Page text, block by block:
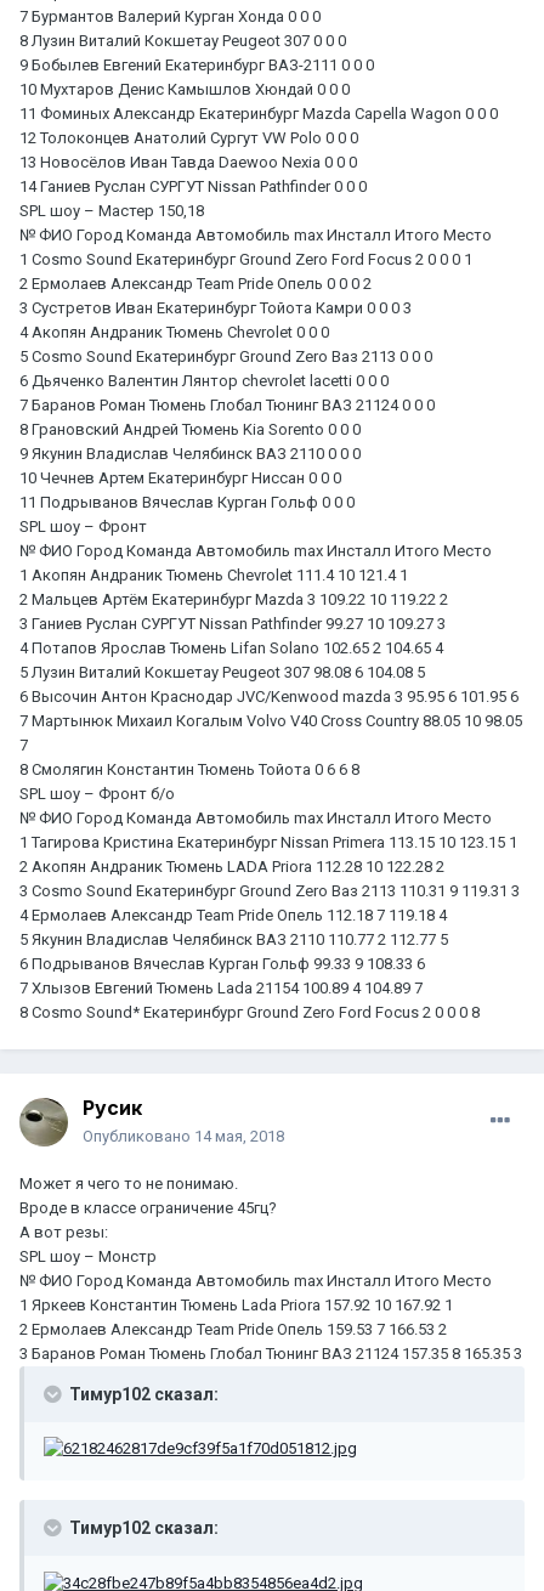
7 Бурмантов Валерий Курган Хонда 0 0 0
8 Лузин Виталий Кокшетау Peugeot 307 0 0 0
9 Бобылев Евгений Екатеринбург ВАЗ-2111 0 0 0
10 Мухтаров Денис Камышлов Хюндай 0 0 0
11 Фоминых Александр Екатеринбург Mazda Capella Wagon 0 0 0
12 Толоконцев Анатолий Сургут VW Polo 0 0 0
13 Новосёлов Иван Тавда Daewoo Nexia 0 0 0
14 Ганиев Руслан СУРГУТ Nissan Pathfinder 0 0 0
SPL шоу – Мастер 150,18
№ ФИО Город Команда Автомобиль max Инсталл Итого Место
1 Cosmo Sound Екатеринбург Ground Zero Ford Focus 2 0 0 0 1
2 Ермолаев Александр Team Pride Опель 0 0 0 2
3 Сустретов Иван Екатеринбург Тойота Камри 0 0 0 3
4 Акопян Андраник Тюмень Chevrolet 0 0 0
5 Cosmo Sound Екатеринбург Ground Zero Ваз 2113 0 0 0
6 Дьяченко Валентин Лянтор chevrolet lacetti 0 0 0
7 Баранов Роман Тюмень Глобал Тюнинг ВАЗ 21124 0 0 0
8 Грановский Андрей Тюмень Kia Sorento 0 0 0
9 Якунин Владислав Челябинск ВАЗ 2110 0 0 0
10 Чечнев Артем Екатеринбург Ниссан 0 0 0
11 Подрыванов Вячеслав Курган Гольф 0 0 0
SPL шоу – Фронт
№ ФИО Город Команда Автомобиль max Инсталл Итого Место
1 Акопян Андраник Тюмень Chevrolet 111.4 10 121.4 1
2 Мальцев Артём Екатеринбург Mazda 3 109.22 10 119.22 2
3 Ганиев Руслан СУРГУТ Nissan Pathfinder 99.27 10 109.27 3
4 Потапов Ярослав Тюмень Lifan Solano 102.65 2 104.65 4
5 Лузин Виталий Кокшетау Peugeot 307 98.08 6 104.08 5
6 Высочин Антон Краснодар JVC/Kenwood mazda 3 95.95 6 101.95 6
7 Мартынюк Михаил Когалым Volvo V40 Cross Country 88.05 10 98.05
7
8 Смолягин Константин Тюмень Тойота 0 6 6 8
SPL шоу – Фронт б/о
№ ФИО Город Команда Автомобиль max Инсталл Итого Место
1 Тагирова Кристина Екатеринбург Nissan Primera 113.15 10 123.15 1
2 Акопян Андраник Тюмень LADA Priora 112.28 10 122.28 2
3 Cosmo Sound Екатеринбург Ground Zero Ваз 2113 110.31 9 119.31 3
4 Ермолаев Александр Team Pride Опель 112.18 7 119.18 4
5 Якунин Владислав Челябинск ВАЗ 2110 110.77 2 112.77 5
6 Подрыванов Вячеслав Курган Гольф 99.33 9 108.33 6
7 Хлызов Евгений Тюмень Lada 21154 100.89 4 104.89 7
8 Cosmo Sound* Екатеринбург Ground Zero Ford Focus 2 0 0 0 8
Русик
Опубликовано 14 мая, 2018
Может я чего то не понимаю.
Вроде в классе ограничение 45гц?
А вот резы:
SPL шоу – Монстр
№ ФИО Город Команда Автомобиль max Инсталл Итого Место
1 Яркеев Константин Тюмень Lada Priora 157.92 10 167.92 1
2 Ермолаев Александр Team Pride Опель 159.53 7 166.53 2
3 Баранов Роман Тюмень Глобал Тюнинг ВАЗ 21124 157.35 8 165.35 3
Тимур102 сказал:
Тимур102 сказал: